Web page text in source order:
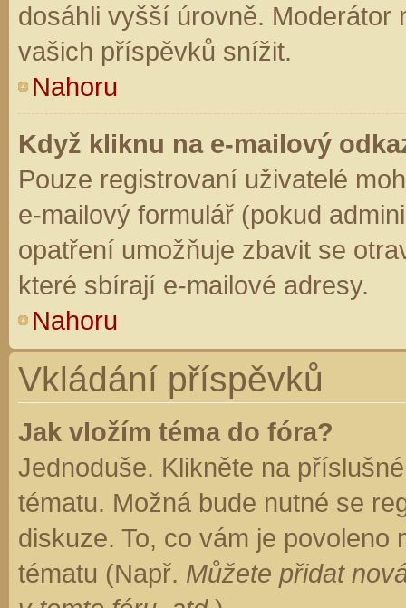
dosáhli vyšší úrovně. Moderátor
vašich příspěvků snížit.
Nahoru
Když kliknu na e-mailový
Pouze registrovaní uživatelé
e-mailový formulář (pokud
opatření umožňuje zbavit se
které sbírají e-mailové adresy.
Nahoru
Vkládání příspěvků
Jak vložím téma do fóra?
Jednoduše. Klikněte na
tématu. Možná bude nutné se
diskuze. To, co vám je
tématu (Např. Můžete přidat